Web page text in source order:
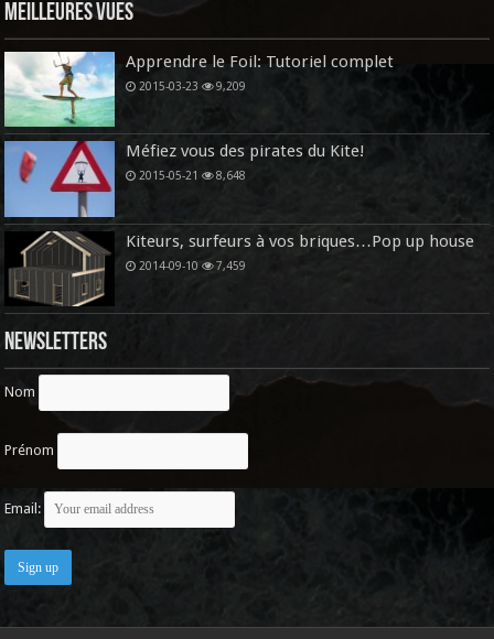
Meilleures vues
Apprendre le Foil: Tutoriel complet
2015-03-23 9,209
Méfiez vous des pirates du Kite!
2015-05-21 8,648
Kiteurs, surfeurs à vos briques…Pop up house
2014-09-10 7,459
Newsletters
Nom
Prénom
Email: